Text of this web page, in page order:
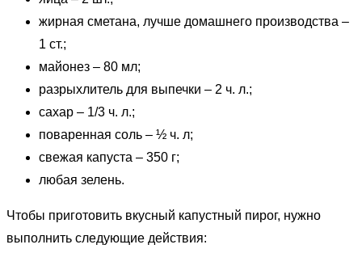
жирная сметана, лучше домашнего производства –
1 ст.;
майонез – 80 мл;
разрыхлитель для выпечки – 2 ч. л.;
сахар – 1/3 ч. л.;
поваренная соль – ½ ч. л;
свежая капуста – 350 г;
любая зелень.
Чтобы приготовить вкусный капустный пирог, нужно
выполнить следующие действия: